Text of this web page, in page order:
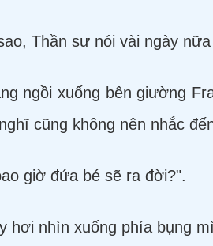
Thần sư nói vài ngày
ngồi xuống bên giường
cũng không nên nhắc
giờ đứa bé sẽ ra đời?".
hơi nhìn xuống phía bụng